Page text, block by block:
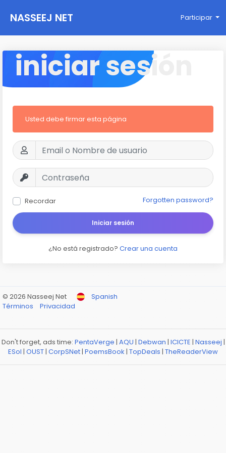
NASSEEJ NET Participar
iniciar sesión
Usted debe firmar esta página
Recordar Forgotten password?
Iniciar sesión
¿No está registrado? Crear una cuenta
© 2026 Nasseej Net
Spanish
Términos
Privacidad
Don't forget, ads time: PentaVerge | AQU | Debwan | ICICTE | Nasseej |
ESol | OUST| CorpSNet| PoemsBook | TopDeals | TheReaderView